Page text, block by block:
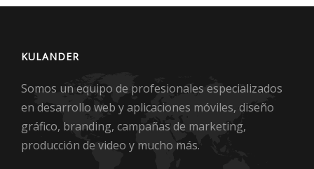
KULANDER
Somos un equipo de profesionales especializados
en desarrollo web y aplicaciones móviles, diseño
gráfico, branding, campañas de marketing,
producción de video y mucho más.